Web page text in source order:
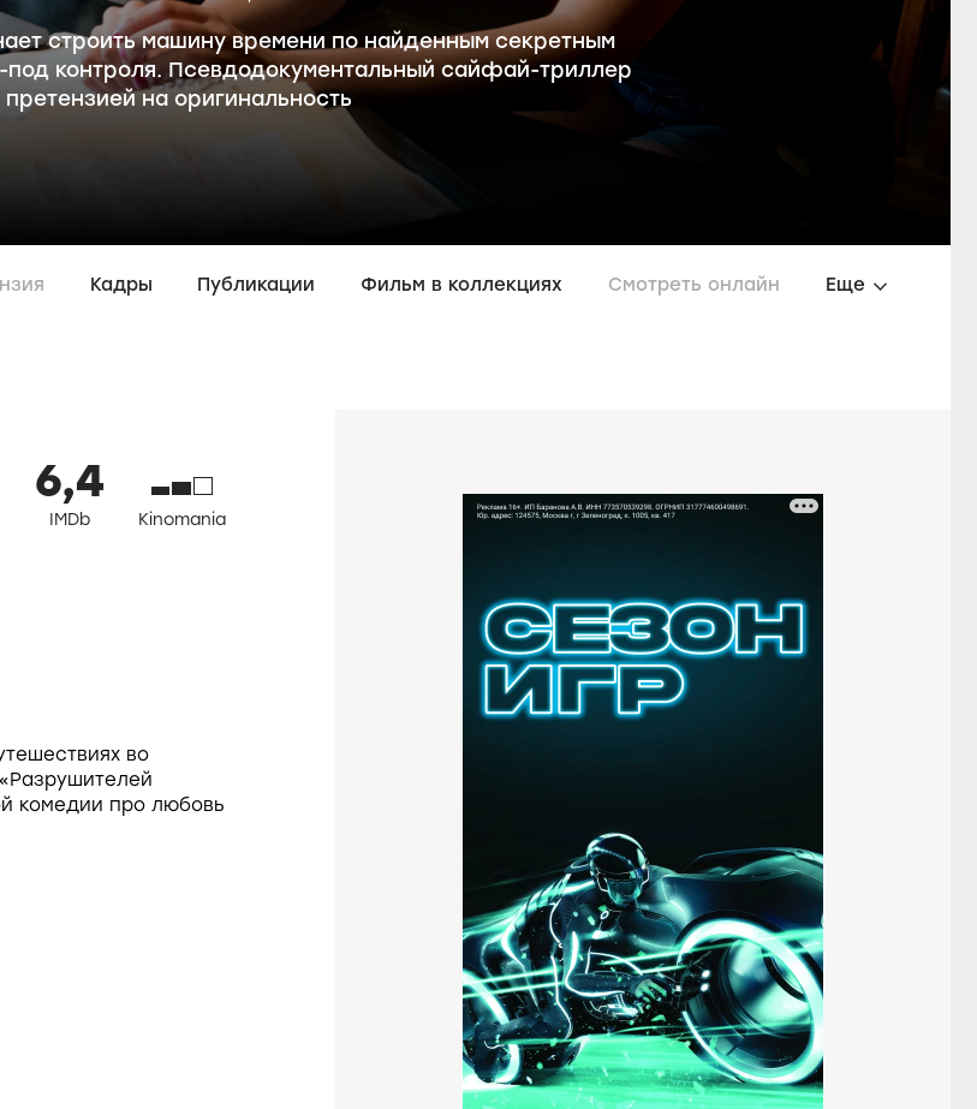
строить машину времени по найденным секретным
под контроля. Псевдодокументальный сайфай-триллер
претензией на оригинальность
Кадры Публикации Фильм в коллекциях Смотреть онлайн Еще
6,4
IMDb Kinomania
во
комедии про любовь